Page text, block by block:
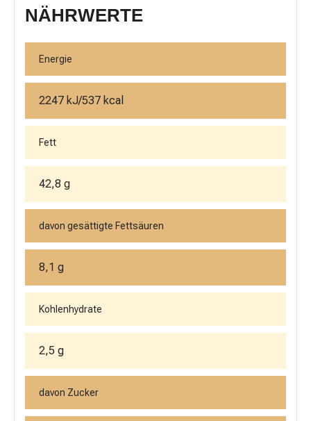
NÄHRWERTE
Energie
2247 kJ/537 kcal
Fett
42,8 g
davon gesättigte Fettsäuren
8,1 g
Kohlenhydrate
2,5 g
davon Zucker